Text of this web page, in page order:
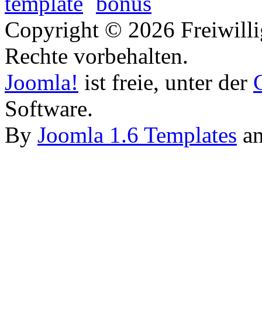
Copyright © 2026
Rechte vorbehalten.
Joomla! ist freie, unter der
Software.
By Joomla 1.6 Templates